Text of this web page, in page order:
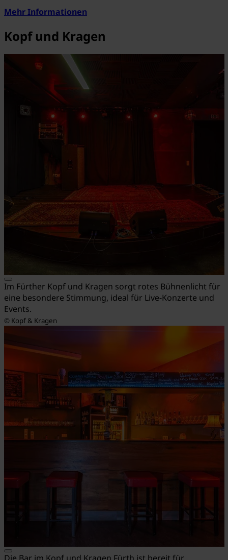
Mehr Informationen
Kopf und Kragen
Im Fürther Kopf und Kragen sorgt rotes Bühnenlicht für
eine besondere Stimmung, ideal für Live-Konzerte und
Events.
© Kopf & Kragen